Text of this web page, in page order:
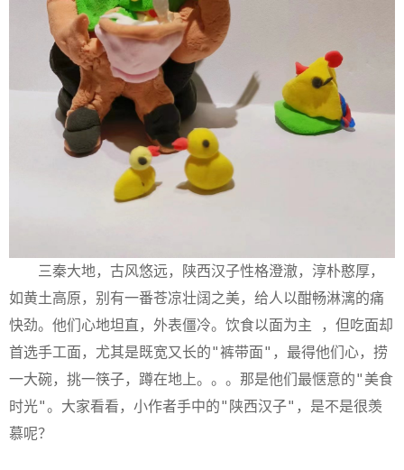
三秦大地，古风悠远，陕西汉子性格澄澈，淳朴憨厚，
如黄土高原，别有一番苍凉壮阔之美，给人以酣畅淋漓的痛
快劲。他们心地坦直，外表僵冷。饮食以面为主 ，但吃面却
首选手工面，尤其是既宽又长的"裤带面"，最得他们心，捞
一大碗，挑一筷子，蹲在地上。。。那是他们最惬意的"美食
时光"。大家看看，小作者手中的"陕西汉子"，是不是很羡
慕呢？